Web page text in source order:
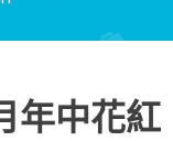
年中花紅